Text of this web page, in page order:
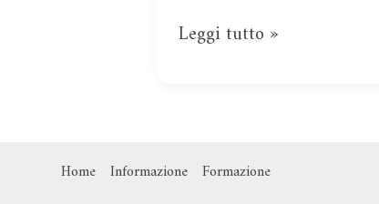
Leggi tutto »
Home Informazione Formazione